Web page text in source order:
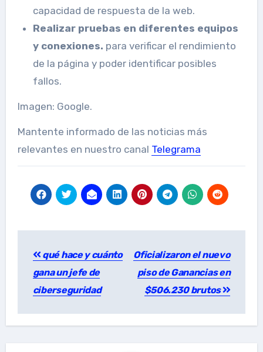
capacidad de respuesta de la web.
Realizar pruebas en diferentes equipos
y conexiones. para verificar el rendimiento
de la página y poder identificar posibles
fallos.
Imagen: Google.
Mantente informado de las noticias más
relevantes en nuestro canal Telegrama
navigation
qué hace y cuánto
gana un jefe de
ciberseguridad
Oficializaron el nuevo
piso de Ganancias en
$506.230 brutos